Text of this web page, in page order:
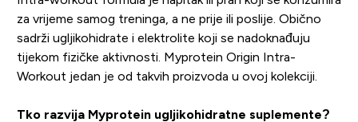
za vrijeme samog treninga, a ne prije ili poslije. Obično
sadrži ugljikohidrate i elektrolite koji se nadoknađuju
tijekom fizičke aktivnosti. Myprotein Origin Intra-
Workout jedan je od takvih proizvoda u ovoj kolekciji.
Tko razvija Myprotein ugljikohidratne suplemente?